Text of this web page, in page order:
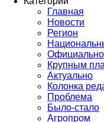
Главная
Новости
Регион
Официально
Крупным
Актуально
Колонка
Проблема
Было-стало
Агропром